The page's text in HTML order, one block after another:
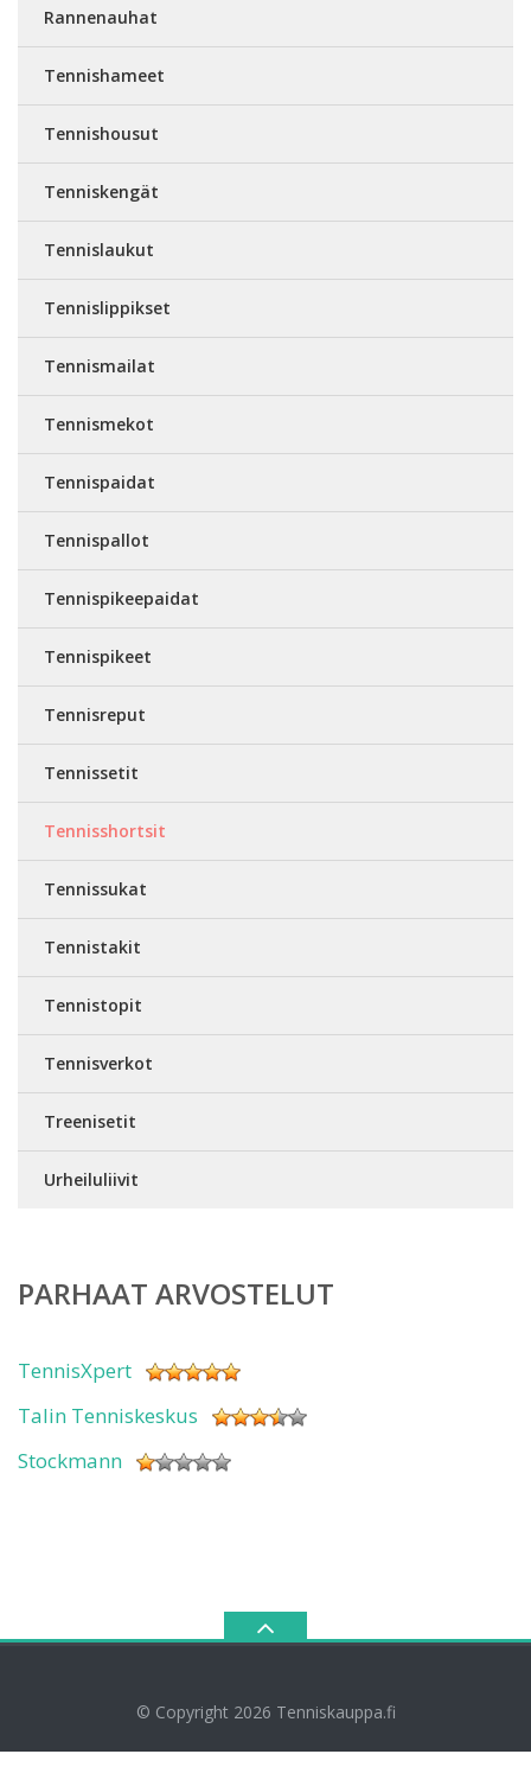
Rannenauhat
Tennishameet
Tennishousut
Tenniskengät
Tennislaukut
Tennislippikset
Tennismailat
Tennismekot
Tennispaidat
Tennispallot
Tennispikeepaidat
Tennispikeet
Tennisreput
Tennissetit
Tennisshortsit
Tennissukat
Tennistakit
Tennistopit
Tennisverkot
Treenisetit
Urheiluliivit
PARHAAT ARVOSTELUT
TennisXpert
Talin Tenniskeskus
Stockmann
© Copyright 2026 Tenniskauppa.fi